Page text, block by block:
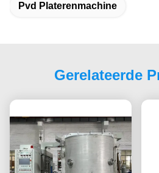
Pvd Platerenmachine
Gerelateerde